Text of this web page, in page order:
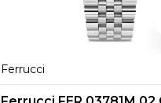
Ferrucci